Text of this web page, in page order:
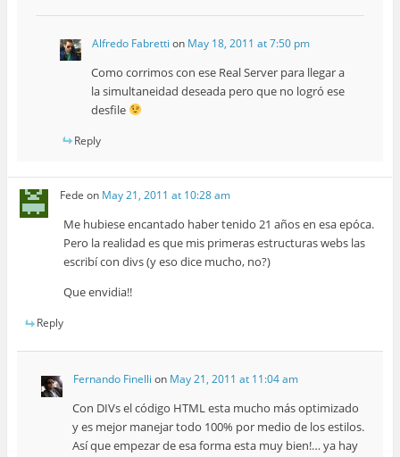
Alfredo Fabretti on May 18, 2011 at 7:50 pm
Como corrimos con ese Real Server para llegar a
la simultaneidad deseada pero que no logró ese
desfile
Reply
Fede on May 21, 2011 at 10:28 am
Me hubiese encantado haber tenido 21 años en esa epóca.
Pero la realidad es que mis primeras estructuras webs las
escribí con divs (y eso dice mucho, no?)
Que envidia!!
Reply
Fernando Finelli on May 21, 2011 at 11:04 am
Con DIVs el código HTML esta mucho más optimizado
y es mejor manejar todo 100% por medio de los estilos.
Así que empezar de esa forma esta muy bien!… ya hay